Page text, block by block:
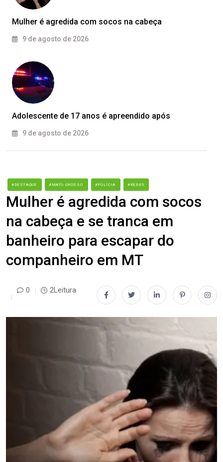
Mulher é agredida com socos na cabeça
9 de agosto de 2026
Adolescente de 17 anos é apreendido após
9 de agosto de 2026
#DESTAQUE #MATO GROSSO #POLÍCIA #REDES
Mulher é agredida com socos
na cabeça e se tranca em
banheiro para escapar do
companheiro em MT
0 2Leitura